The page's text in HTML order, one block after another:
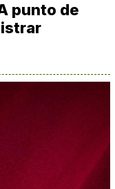
punto de